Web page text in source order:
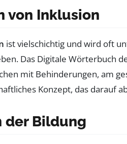
von Inklusion
ist vielschichtig und wird oft
Das Digitale Wörterbuch
mit Behinderungen, am
Konzept, das darauf
der Bildung